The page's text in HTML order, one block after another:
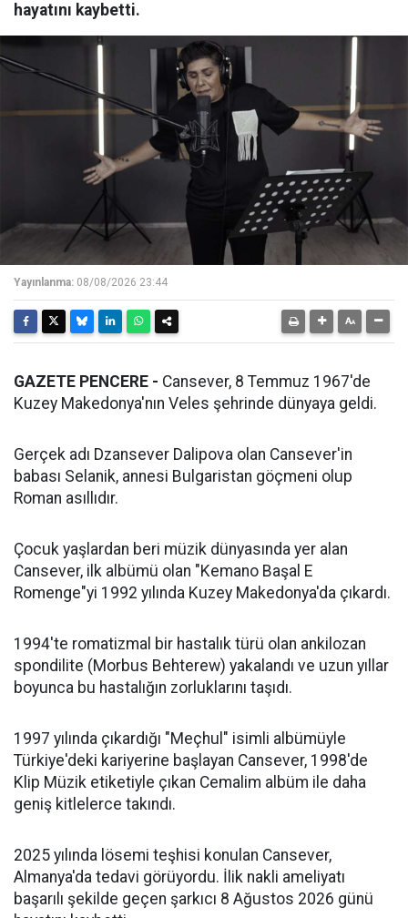
hayatını kaybetti.
Yayınlanma: 08/08/2026 23:44
GAZETE PENCERE - Cansever, 8 Temmuz 1967'de
Kuzey Makedonya'nın Veles şehrinde dünyaya geldi.
Gerçek adı Dzansever Dalipova olan Cansever'in
babası Selanik, annesi Bulgaristan göçmeni olup
Roman asıllıdır.
Çocuk yaşlardan beri müzik dünyasında yer alan
Cansever, ilk albümü olan "Kemano Başal E
Romenge"yi 1992 yılında Kuzey Makedonya'da çıkardı.
1994'te romatizmal bir hastalık türü olan ankilozan
spondilite (Morbus Behterew) yakalandı ve uzun yıllar
boyunca bu hastalığın zorluklarını taşıdı.
1997 yılında çıkardığı "Meçhul" isimli albümüyle
Türkiye'deki kariyerine başlayan Cansever, 1998'de
Klip Müzik etiketiyle çıkan Cemalim albüm ile daha
geniş kitlelerce takındı.
2025 yılında lösemi teşhisi konulan Cansever,
Almanya'da tedavi görüyordu. İlik nakli ameliyatı
başarılı şekilde geçen şarkıcı 8 Ağustos 2026 günü